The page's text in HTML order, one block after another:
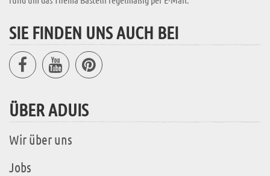
SIE FINDEN UNS AUCH BEI
ÜBER ADUIS
Wir über uns
Jobs